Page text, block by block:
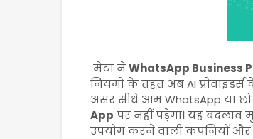
मेटा नेWhatsApp Business
नियमों के तहत अब AI
असर सीधे आम WhatsApp या
App पर नहीं पड़ेगा। यह बदलाव
उपयोग करने वाली कंपनियों और